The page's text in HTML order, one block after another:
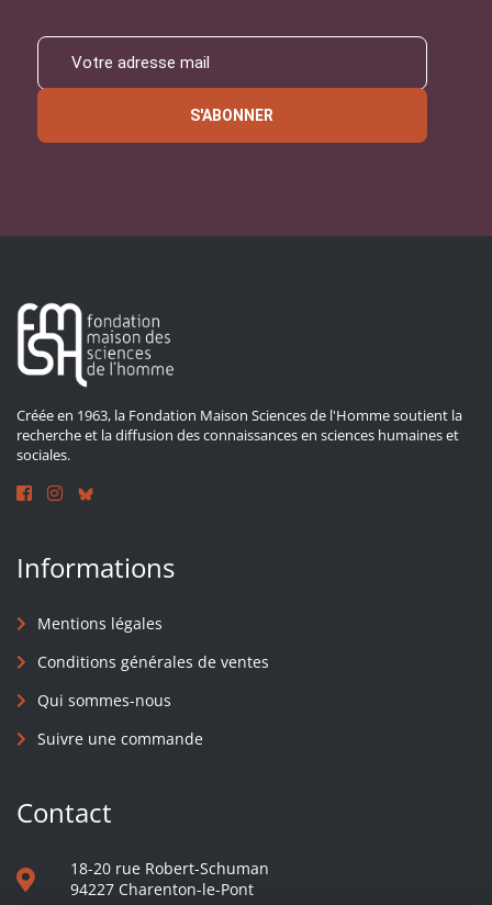
S'ABONNER
Créée en 1963, la Fondation Maison Sciences de l'Homme soutient la
recherche et la diffusion des connaissances en sciences humaines et
sociales.
Informations
Mentions légales
Conditions générales de ventes
Qui sommes-nous
Suivre une commande
Contact
18-20 rue Robert-Schuman
94227 Charenton-le-Pont